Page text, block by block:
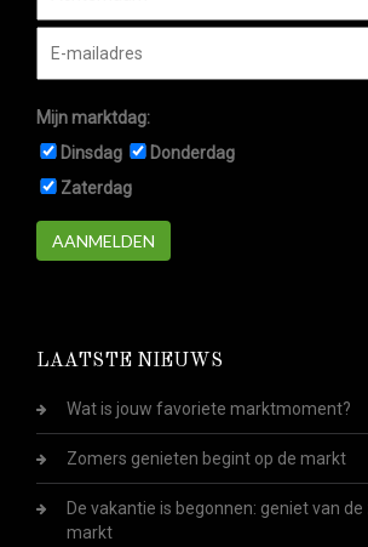
Mijn marktdag:
Dinsdag
Donderdag
Zaterdag
AANMELDEN
LAATSTE NIEUWS
Wat is jouw favoriete marktmoment?
Zomers genieten begint op de markt
De vakantie is begonnen: geniet van
markt